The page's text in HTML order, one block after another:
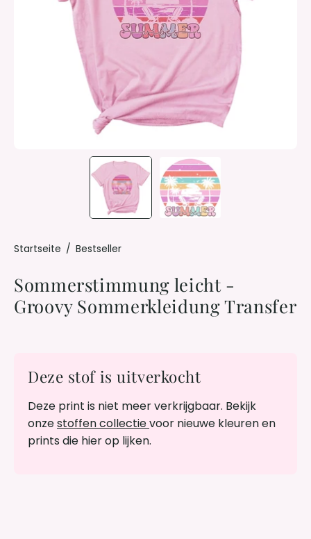
Startseite / Bestseller
Sommerstimmung leicht -
Groovy Sommerkleidung Transfer
Deze stof is uitverkocht
Deze print is niet meer verkrijgbaar. Bekijk
onzestoffen collectievoor nieuwe kleuren en
prints die hier op lijken.